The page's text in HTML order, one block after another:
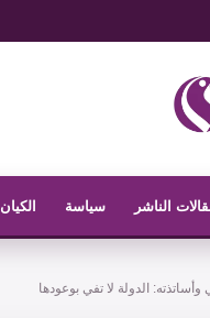
الناشر سياسة
الدولة لا تفي بوعودها